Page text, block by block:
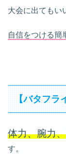
大会に出てもい
自信をつける簡
【バタフラ
体力、腕力
す。